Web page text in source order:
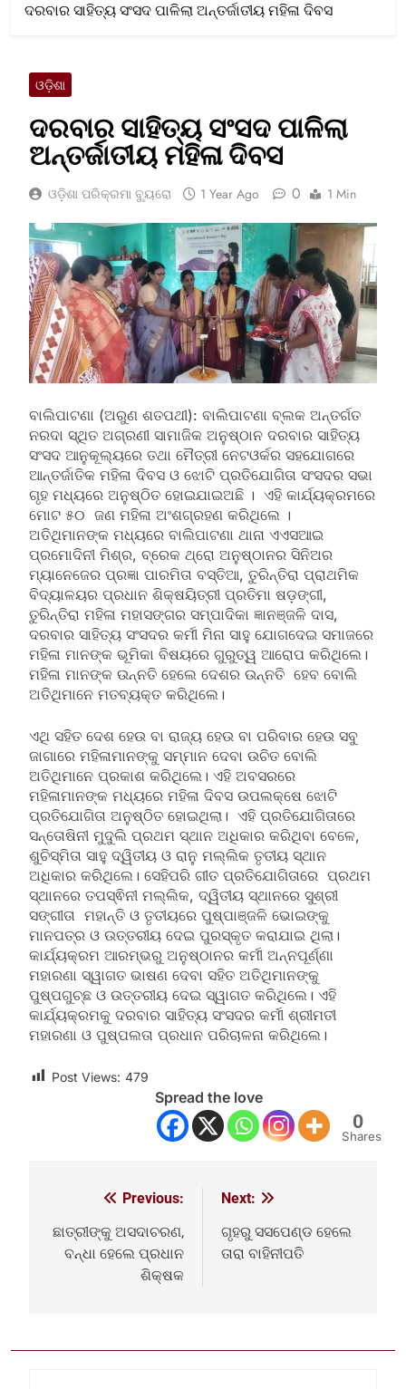
ଦରବାର ସାହିତ୍ୟ ସଂସଦ ପାଳିଲା ଅନ୍ତର୍ଜାତୀୟ ମହିଳା ଦିବସ
ଓଡ଼ିଶା
ଦରବାର ସାହିତ୍ୟ ସଂସଦ ପାଳିଲା
ଅନ୍ତର୍ଜାତୀୟ ମହିଳା ଦିବସ
ଓଡ଼ିଶା ପରିକ୍ରମା ବ୍ୟୁରୋ 1 Year Ago 0 1 Min
ବାଲିପାଟଣା (ଅରୁଣ ଶତପଥୀ): ବାଲିପାଟଣା ବ୍ଲକ ଅନ୍ତର୍ଗତ
ନରଦା ସ୍ଥିତ ଅଗ୍ରଣୀ ସାମାଜିକ ଅନୁଷ୍ଠାନ ଦରବାର ସାହିତ୍ୟ
ସଂସଦ ଆନୁକୂଲ୍ୟରେ ତଥା ମୈତ୍ରୀ ନେଟଓର୍କର ସହଯୋଗରେ
ଆନ୍ତର୍ଜାତିକ ମହିଳା ଦିବସ ଓ ଝୋଟି ପ୍ରତିଯୋଗିତା ସଂସଦର ସଭା
ଗୃହ ମଧ୍ୟରେ ଅନୁଷ୍ଠିତ ହୋଇଯାଇଅଛି । ଏହି କାର୍ଯ୍ୟକ୍ରମରେ
ମୋଟ ୫୦ ଜଣ ମହିଳା ଅଂଶଗ୍ରହଣ କରିଥିଲେ ।
ଅତିଥିମାନଙ୍କ ମଧ୍ୟରେ ବାଲିପାଟଣା ଥାନା ଏଏସଆଇ
ପ୍ରମୋଦିନୀ ମିଶ୍ର, ବ୍ରେକ ଥ୍ରୋ ଅନୁଷ୍ଠାନର ସିନିଅର
ମ୍ୟାନେଜେର ପ୍ରଜ୍ଞା ପାରମିତା ବସ୍ତିଆ, ତୁରିନ୍ତିରା ପ୍ରାଥମିକ
ବିଦ୍ୟାଳୟର ପ୍ରଧାନ ଶିକ୍ଷୟିତ୍ରୀ ପ୍ରତିମା ଷଡ଼ଙ୍ଗୀ,
ତୁରିନ୍ତିରା ମହିଳା ମହାସଙ୍ଗର ସମ୍ପାଦିକା ଜ୍ଞାନଞ୍ଜଳି ଦାସ,
ଦରବାର ସାହିତ୍ୟ ସଂସଦର କର୍ମୀ ମିନା ସାହୁ ଯୋଗଦେଇ ସମାଜରେ
ମହିଳା ମାନଙ୍କ ଭୂମିକା ବିଷୟରେ ଗୁରୁତ୍ୱ ଆରୋପ କରିଥିଲେ।
ମହିଳା ମାନଙ୍କ ଉନ୍ନତି ହେଲେ ଦେଶର ଉନ୍ନତି ହେବ ବୋଲି
ଅତିଥିମାନେ ମତବ୍ୟକ୍ତ କରିଥିଲେ।
ଏଥି ସହିତ ଦେଶ ହେଉ ବା ରାଜ୍ୟ ହେଉ ବା ପରିବାର ହେଉ ସବୁ
ଜାଗାରେ ମହିଳାମାନଙ୍କୁ ସମ୍ମାନ ଦେବା ଉଚିତ ବୋଲି
ଅତିଥିମାନେ ପ୍ରକାଶ କରିଥିଲେ। ଏହି ଅବସରରେ
ମହିଳାମାନଙ୍କ ମଧ୍ୟରେ ମହିଳା ଦିବସ ଉପଲକ୍ଷେ ଝୋଟି
ପ୍ରତିଯୋଗିତା ଅନୁଷ୍ଠିତ ହୋଇଥିଲା। ଏହି ପ୍ରତିଯୋଗିତାରେ
ସନ୍ତୋଷିନୀ ମୁଦୁଲି ପ୍ରଥମ ସ୍ଥାନ ଅଧିକାର କରିଥିବା ବେଳେ,
ଶୁଚିସ୍ମିତା ସାହୁ ଦ୍ୱିତୀୟ ଓ ରାନୁ ମଲ୍ଲିକ ତୃତୀୟ ସ୍ଥାନ
ଅଧିକାର କରିଥିଲେ। ସେହିପରି ଗୀତ ପ୍ରତିଯୋଗିତାରେ ପ୍ରଥମ
ସ୍ଥାନରେ ତପସ୍ଵିନୀ ମଲ୍ଲିକ, ଦ୍ୱିତୀୟ ସ୍ଥାନରେ ସୁଶ୍ରୀ
ସଙ୍ଗୀତା ମହାନ୍ତି ଓ ତୃତୀୟରେ ପୁଷ୍ପାଞ୍ଜଳି ଭୋଇଙ୍କୁ
ମାନପତ୍ର ଓ ଉତ୍ତରୀୟ ଦେଇ ପୁରସ୍କୃତ କରାଯାଇ ଥିଲା।
କାର୍ଯ୍ୟକ୍ରମ ଆରମ୍ଭରୁ ଅନୁଷ୍ଠାନର କର୍ମୀ ଅନ୍ନପୂର୍ଣ୍ଣା
ମହାରଣା ସ୍ୱାଗତ ଭାଷଣ ଦେବା ସହିତ ଅତିଥିମାନଙ୍କୁ
ପୁଷ୍ପଗୁଚ୍ଛ ଓ ଉତ୍ତରୀୟ ଦେଇ ସ୍ୱାଗତ କରିଥିଲେ। ଏହି
କାର୍ଯ୍ୟକ୍ରମକୁ ଦରବାର ସାହିତ୍ୟ ସଂସଦର କର୍ମୀ ଶ୍ରୀମତୀ
ମହାରଣା ଓ ପୁଷ୍ପଲତା ପ୍ରଧାନ ପରିଚାଳନା କରିଥିଲେ।
Post Views: 479
Spread the love
0
Shares
navigation
Previous:
ଛାତ୍ରୀଙ୍କୁ ଅସଦାଚରଣ,
ବନ୍ଧା ହେଲେ ପ୍ରଧାନ
ଶିକ୍ଷକ
Next:
ଗୃହରୁ ସସପେଣ୍ଡ ହେଲେ
ତାରା ବାହିନୀପତି